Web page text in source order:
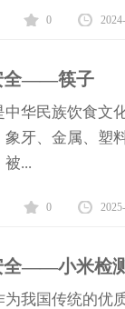
0
全——筷子
民族饮食文化
象牙、金属、塑
被...
0
全——小米检
国传统的优质